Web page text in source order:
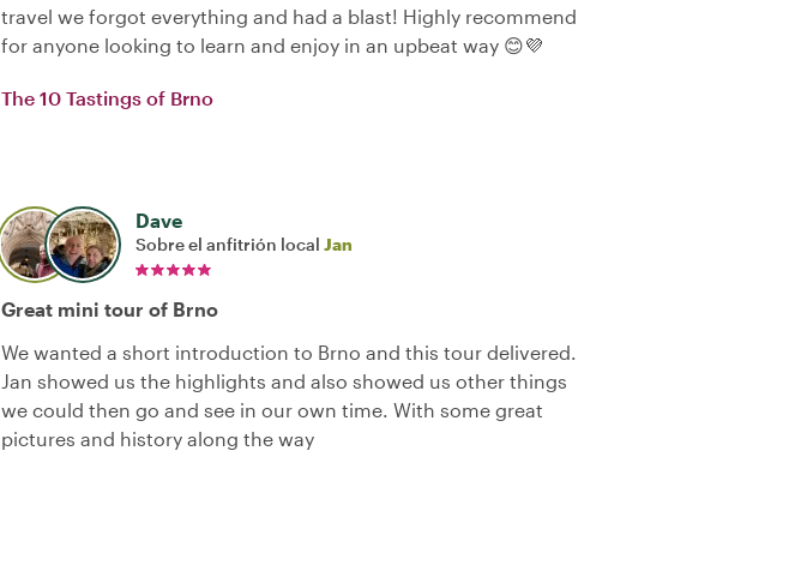
travel we forgot everything and had a blast! Highly recommend
for anyone looking to learn and enjoy in an upbeat way 😊💜
The 10 Tastings of Brno
Dave
Sobre el anfitrión local Jan
Great mini tour of Brno
We wanted a short introduction to Brno and this tour delivered.
Jan showed us the highlights and also showed us other things
we could then go and see in our own time. With some great
pictures and history along the way